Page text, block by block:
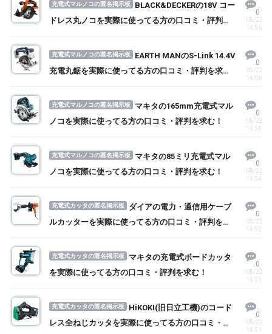
充電式マルノコの匿名掲示板
BLACK&DECKERの18V コー
ドレス丸ノコを実際に使ってる方の口コミ・評判を
0
05/22
14:56
充電式マルノコの匿名掲示板
EARTH MANのS-Link 14.4V
充電丸鋸を実際に使ってる方の口コミ・評判を求
0
05/22
14:56
充電式マルノコの匿名掲示板
マキタの165mm充電式マル
ノコを実際に使ってる方の口コミ・評判を求む！
0
05/22
14:54
充電式マルノコの匿名掲示板
マキタの85ミリ充電式マル
ノコを実際に使ってる方の口コミ・評判を求む！
0
05/22
14:54
充電式カッタの匿名掲示板
ダイアの電力・通信用ケーブ
ルカッターを実際に使ってる方の口コミ・評判を求
0
05/22
14:52
充電式カッタの匿名掲示板
マキタの充電式ボードカッタ
を実際に使ってる方の口コミ・評判を求む！
0
05/22
14:51
充電式カッタの匿名掲示板
HiKOKI(旧日立工機)のコード
レス全ねじカッタを実際に使ってる方の口コミ・評
0
05/22
14:51